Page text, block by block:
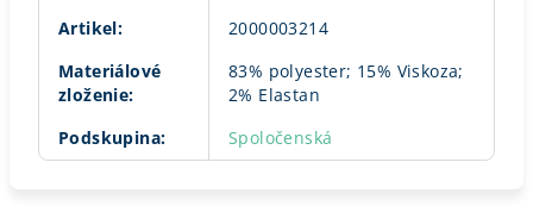
Artikel:
2000003214
Materiálové
zloženie:
83% polyester; 15% Viskoza;
2% Elastan
Podskupina: Spoločenská